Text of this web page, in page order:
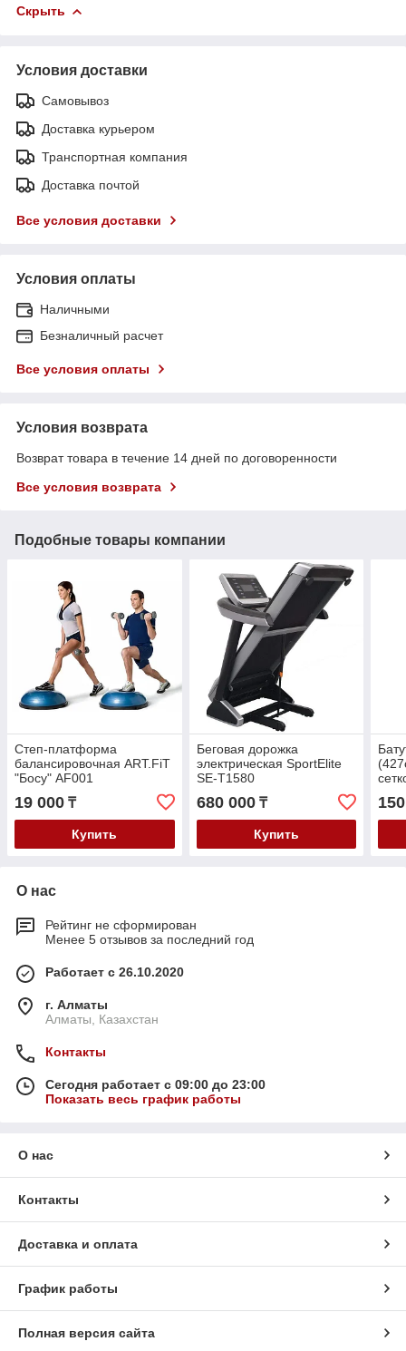
Скрыть
Условия доставки
Самовывоз
Доставка курьером
Транспортная компания
Доставка почтой
Все условия доставки
Условия оплаты
Наличными
Безналичный расчет
Все условия оплаты
Условия возврата
Возврат товара в течение 14 дней по договоренности
Все условия возврата
Подобные товары компании
Степ-платформа
балансировочная ART.FiT
"Босу" AF001
19 000 ₸
Купить
Беговая дорожка
электрическая SportElite
SE-T1580
680 000₸
Купить
О нас
Рейтинг не сформирован
Менее 5 отзывов за последний год
Работает с 26.10.2020
г. Алматы
Алматы, Казахстан
Контакты
Сегодня работает с 09:00 до 23:00
Показать весь график работы
О нас
Контакты
Доставка и оплата
График работы
Полная версия сайта